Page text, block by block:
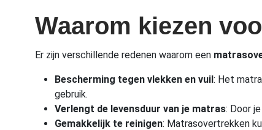
Waarom kiezen
Er zijn verschillende redenen waarom een
Bescherming tegen vlekken en vuil: Het
gebruik.
Verlengt de levensduur van je matras: Door
Gemakkelijk te reinigen: Matrasovertrekken